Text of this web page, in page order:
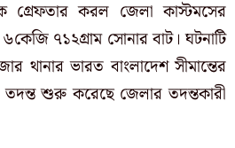
গ্রেফতার করল জেলা কাস্টমসের
৭১২গ্রাম সোনার বাট। ঘটনাটি
থানার ভারত বাংলাদেশ সীমান্তের
তদন্ত শুরু করেছে জেলার তদন্তকারী